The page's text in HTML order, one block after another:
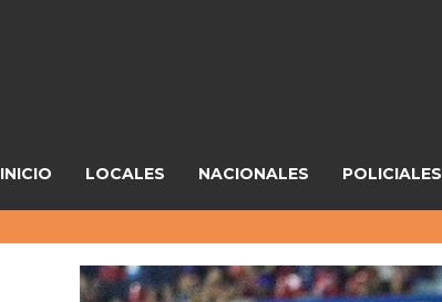
INICIO LOCALES NACIONALES POLICIALES